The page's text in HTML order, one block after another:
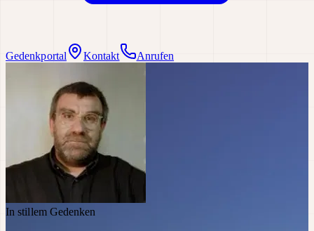
Gedenkportal Kontakt Anrufen
In stillem Gedenken